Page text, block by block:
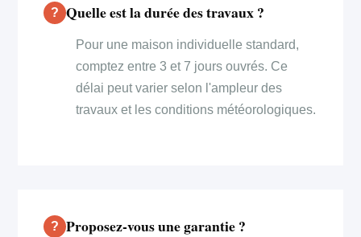
Quelle est la durée des travaux ?
Pour une maison individuelle standard,
comptez entre 3 et 7 jours ouvrés. Ce
délai peut varier selon l'ampleur des
travaux et les conditions météorologiques.
Proposez-vous une garantie ?